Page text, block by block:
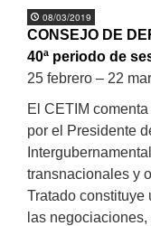
08/03/2019
CONSEJO DE
40ª periodo de
25 febrero – 22
El CETIM
por el Presidente
transnacionales y
Tratado constituye
las